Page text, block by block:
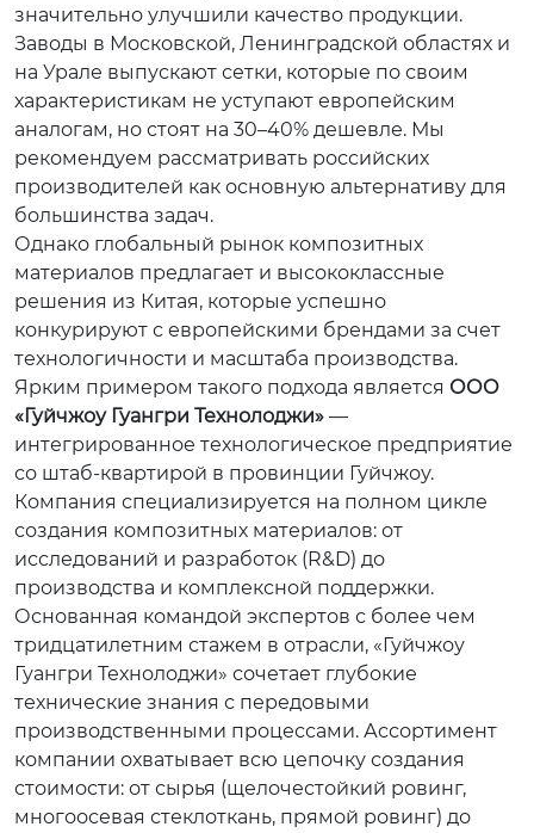
значительно улучшили качество продукции.
Заводы в Московской, Ленинградской областях и
на Урале выпускают сетки, которые по своим
характеристикам не уступают европейским
аналогам, но стоят на 30–40% дешевле. Мы
рекомендуем рассматривать российских
производителей как основную альтернативу для
большинства задач.
Однако глобальный рынок композитных
материалов предлагает и высококлассные
решения из Китая, которые успешно
конкурируют с европейскими брендами за счет
технологичности и масштаба производства.
Ярким примером такого подхода является ООО
«Гуйчжоу Гуангри Технолоджи» —
интегрированное технологическое предприятие
со штаб-квартирой в провинции Гуйчжоу.
Компания специализируется на полном цикле
создания композитных материалов: от
исследований и разработок (R&D) до
производства и комплексной поддержки.
Основанная командой экспертов с более чем
тридцатилетним стажем в отрасли, «Гуйчжоу
Гуангри Технолоджи» сочетает глубокие
технические знания с передовыми
производственными процессами. Ассортимент
компании охватывает всю цепочку создания
стоимости: от сырья (щелочестойкий ровинг,
многоосевая стеклоткань, прямой ровинг) до